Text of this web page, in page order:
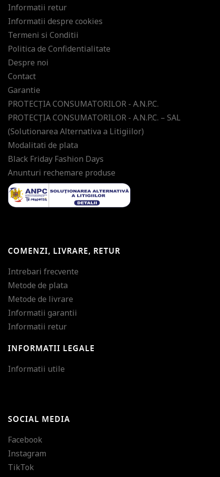
Informatii retur
Informatii despre cookies
Termeni si Conditii
Politica de Confidentialitate
Despre noi
Contact
Garantie
PROTECŢIA CONSUMATORILOR - A.N.P.C.
PROTECŢIA CONSUMATORILOR - A.N.P.C. – SAL
(Solutionarea Alternativa a Litigiilor)
Modalitati de plata
Black Friday Fashion Days
Anunturi rechemare produse
COMENZI, LIVRARE, RETUR
Intrebari frecvente
Metode de plata
Metode de livrare
Informatii garantii
Informatii retur
INFORMATII LEGALE
Informatii utile
SOCIAL MEDIA
Facebook
Instagram
TikTok